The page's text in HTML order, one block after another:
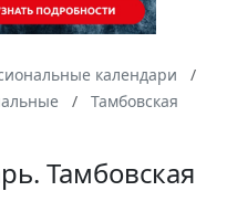
календари
Тамбовская
Тамбовская